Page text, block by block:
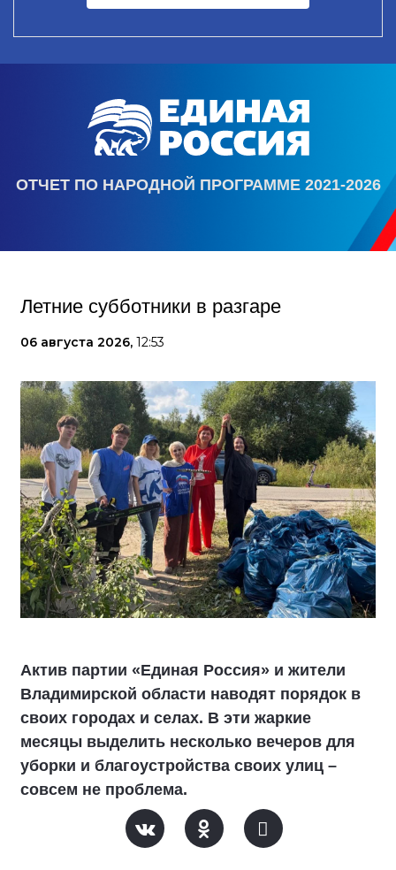
ОТЧЕТ ПО НАРОДНОЙ ПРОГРАММЕ 2021-2026
Летние субботники в разгаре
06 августа 2026, 12:53
Актив партии «Единая Россия» и жители
Владимирской области наводят порядок в
своих городах и селах. В эти жаркие
месяцы выделить несколько вечеров для
уборки и благоустройства своих улиц –
совсем не проблема.